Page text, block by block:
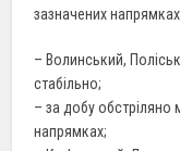
зазначених
– Волинський,
стабільно;
– за добу обстріляно
напрямках;